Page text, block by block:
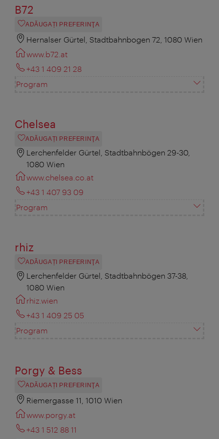
B72
ADĂUGAȚI PREFERINŢA
Hernalser Gürtel, Stadtbahnbogen 72, 1080 Wien
www.b72.at
+43 1 409 21 28
Program
Chelsea
ADĂUGAȚI PREFERINŢA
Lerchenfelder Gürtel, Stadtbahnbögen 29-30,
1080 Wien
www.chelsea.co.at
+43 1 407 93 09
Program
rhiz
ADĂUGAȚI PREFERINŢA
Lerchenfelder Gürtel, Stadtbahnbögen 37-38,
1080 Wien
rhiz.wien
+43 1 409 25 05
Program
Porgy & Bess
ADĂUGAȚI PREFERINŢA
Riemergasse 11, 1010 Wien
www.porgy.at
+43 1 512 88 11